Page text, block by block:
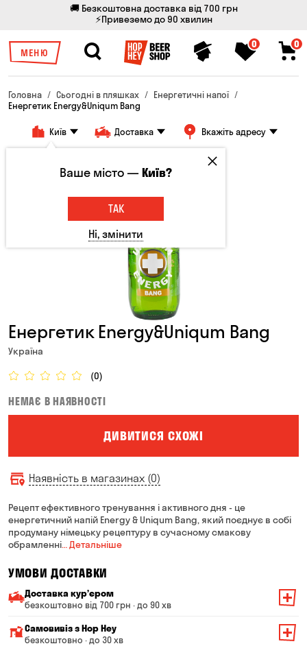
🚚 Безкоштовна доставка від 700 грн
⚡Привеземо до 90 хвилин
МЕНЮ
0 0
Головна Сьогодні в пляшках
Енергетичні напої
Енергетик Energy&Uniqum Bang
Київ Доставка Вкажіть адресу
Енергетик Energy&Uniqum Bang
Україна
(0)
НЕМАЄ В НАЯВНОСТІ
ДИВИТИСЯ СХОЖІ
Наявність в магазинах (0)
Рецепт ефективного тренування і активного дня - це
енергетичний напій Energy & Uniqum Bang, який поєднує в собі
продуману німецьку рецептуру в сучасному смакову
обрамленні… Детальніше
УМОВИ ДОСТАВКИ
Доставка курʼєром
безкоштовно від 700 грн · до 90 хв
Мінімальна сума всього замовлення — 200 грн
Вартість доставки залежить від суми всього замовлення:
Самовивіз з Hop Hey
безкоштовно · до 30 хв
Ваше місто —Київ?
ТАК
Ні, змінити